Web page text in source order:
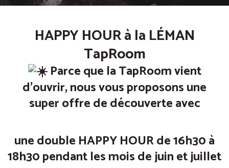
HAPPY HOUR à la LÉMAN
TapRoom
Parce que la TapRoom vient
d’ouvrir, nous vous proposons une
super offre de découverte avec
une double HAPPY HOUR de 16h30 à
18h30pendant les mois de juin et juillet